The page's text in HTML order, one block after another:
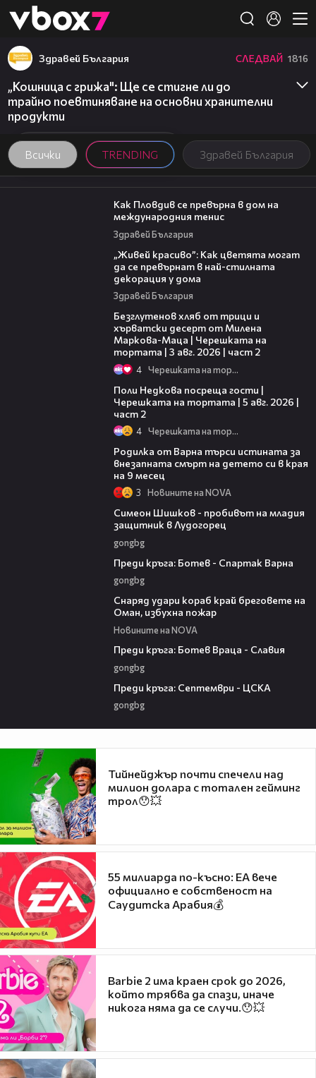
👾
Всички TRENDING Здравей България
Здравей България СЛЕДВАЙ 1816
„Кошница с грижа": Ще се стигне ли до
трайно поевтиняване на основни хранителни
продукти
03:09
Как Пловдив се превърна в дом на
международния тенис
Здравей България
„Живей красиво”: Как цветята могат
да се превърнат в най-стилната
декорация у дома
Здравей България
Безглутенов хляб от трици и
хърватски десерт от Милена
Маркова-Маца | Черешката на
тортата | 3 авг. 2026 | част 2
4 Черешката на тортата
Поли Недкова посреща гости |
Черешката на тортата | 5 авг. 2026 |
част 2
4 Черешката на тортата
Родилка от Варна търси истината за
внезапната смърт на детето си в края
на 9 месец
3 Новините на NOVA
Симеон Шишков - пробивът на младия
защитник в Лудогорец
gongbg
Преди кръга: Ботев - Спартак Варна
gongbg
Снаряд удари кораб край бреговете на
Оман, избухна пожар
Новините на NOVA
Преди кръга: Ботев Враца - Славия
gongbg
Преди кръга: Септември - ЦСКА
gongbg
Тийнейджър почти спечели над
милион долара с тотален гейминг
трол😯💥
55 милиарда по-късно: EA вече
официално е собственост на
Саудитска Арабия💰
Barbie 2 има краен срок до 2026,
който трябва да спази, иначе
никога няма да се случи.😯💥